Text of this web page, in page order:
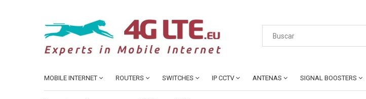
MOBILE INTERNET ROUTERS SWITCHES IP CCTV ANTENAS SIGNAL BOOSTERS